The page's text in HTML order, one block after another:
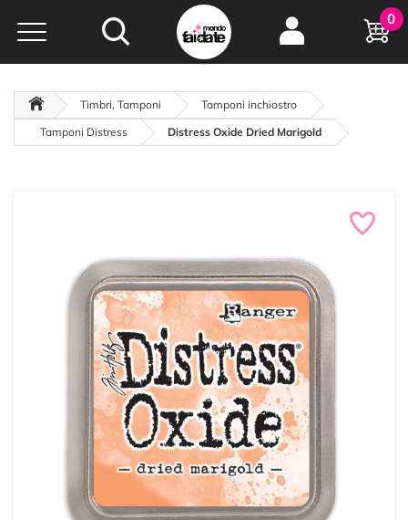
Hobby e
creatività...
oltre 15 anni online
0
Timbri, Tamponi
Tamponi inchiostro
Tamponi Distress
Distress Oxide Dried Marigold